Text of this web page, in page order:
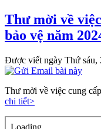
Thư mời về
bảo vệ năm
Được viết ngày Thứ sáu,
Thư mời về việc cung
chi tiết>